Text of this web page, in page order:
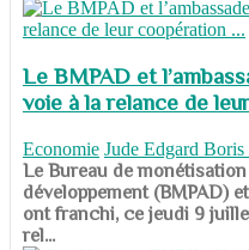
Le BMPAD et
voie à la relance de
Economie Jude Edgard Boris
​​​​​​​Le Bureau de
développement (BMPAD)
ont franchi, ce jeudi 9
rel...